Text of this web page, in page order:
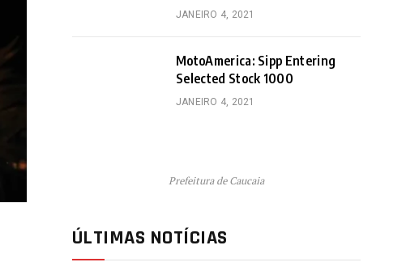
JANEIRO 4, 2021
MotoAmerica: Sipp Entering
Selected Stock 1000
JANEIRO 4, 2021
Prefeitura de Caucaia
ÚLTIMAS NOTÍCIAS